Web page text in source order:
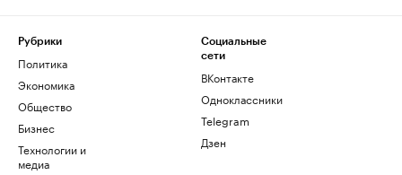
Рубрики
Политика
Экономика
Общество
Бизнес
Технологии и
медиа
Социальные
сети
ВКонтакте
Одноклассники
Telegram
Дзен